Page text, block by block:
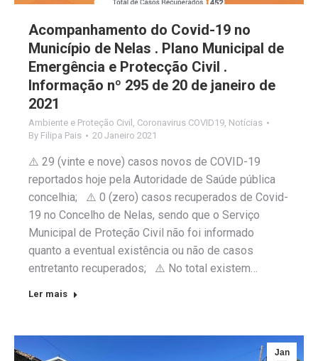
Acompanhamento do Covid-19 no
Município de Nelas . Plano Municipal de
Emergência e Protecção Civil .
Informação nº 295 de 20 de janeiro de
2021
Ambiente e Proteção Civil , Coronavirus COVID19, Notícias
By Filipa Pais 20 Janeiro 2021
⚠️ 29 (vinte e nove) casos novos de COVID-19
reportados hoje pela Autoridade de Saúde pública
concelhia; ⚠️ 0 (zero) casos recuperados de Covid-
19 no Concelho de Nelas, sendo que o Serviço
Municipal de Proteção Civil não foi informado
quanto a eventual existência ou não de casos
entretanto recuperados; ⚠️ No total existem…
Ler mais
Jan